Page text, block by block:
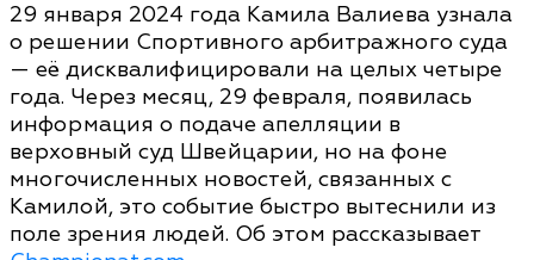
29 января 2024 года Камила Валиева узнала
о решении Спортивного арбитражного суда
— её дисквалифицировали на целых четыре
года. Через месяц, 29 февраля, появилась
информация о подаче апелляции в
верховный суд Швейцарии, но на фоне
многочисленных новостей, связанных с
Камилой, это событие быстро вытеснили из
поле зрения людей. Об этом рассказывает